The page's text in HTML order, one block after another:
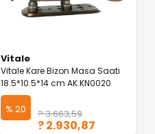
Vitale
Vitale Kare Bizon Masa Saati
18.5*10.5*14 cm AK.KN0020
% 20 ? 3.663,59
? 2.930,87